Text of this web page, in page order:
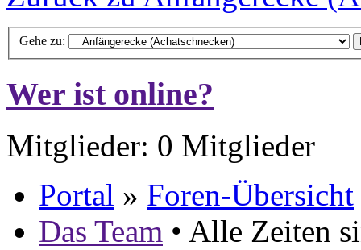
Gehe zu:
Wer ist online?
Mitglieder: 0 Mitglieder
Portal » Foren-Übersicht
Das Team • Alle Zeiten